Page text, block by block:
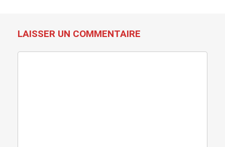
LAISSER UN COMMENTAIRE